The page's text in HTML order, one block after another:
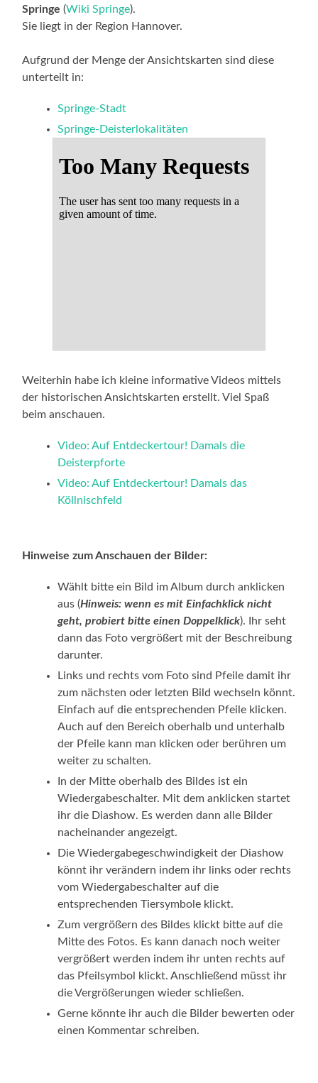
Springe (Wiki Springe).
Sie liegt in der Region Hannover.
Aufgrund der Menge der Ansichtskarten sind diese
unterteilt in:
Springe-Stadt
Springe-Deisterlokalitäten
Weiterhin habe ich kleine informative Videos mittels
der historischen Ansichtskarten erstellt. Viel Spaß
beim anschauen.
Video: Auf Entdeckertour! Damals die
Deisterpforte
Video: Auf Entdeckertour! Damals das
Köllnischfeld
Hinweise zum Anschauen der Bilder:
Wählt bitte ein Bild im Album durch anklicken
aus (Hinweis: wenn es mit Einfachklick nicht
geht, probiert bitte einen Doppelklick). Ihr seht
dann das Foto vergrößert mit der Beschreibung
darunter.
Links und rechts vom Foto sind Pfeile damit ihr
zum nächsten oder letzten Bild wechseln könnt.
Einfach auf die entsprechenden Pfeile klicken.
Auch auf den Bereich oberhalb und unterhalb
der Pfeile kann man klicken oder berühren um
weiter zu schalten.
In der Mitte oberhalb des Bildes ist ein
Wiedergabeschalter. Mit dem anklicken startet
ihr die Diashow. Es werden dann alle Bilder
nacheinander angezeigt.
Die Wiedergabegeschwindigkeit der Diashow
könnt ihr verändern indem ihr links oder rechts
vom Wiedergabeschalter auf die
entsprechenden Tiersymbole klickt.
Zum vergrößern des Bildes klickt bitte auf die
Mitte des Fotos. Es kann danach noch weiter
vergrößert werden indem ihr unten rechts auf
das Pfeilsymbol klickt. Anschließend müsst ihr
die Vergrößerungen wieder schließen.
Gerne könnte ihr auch die Bilder bewerten oder
einen Kommentar schreiben.